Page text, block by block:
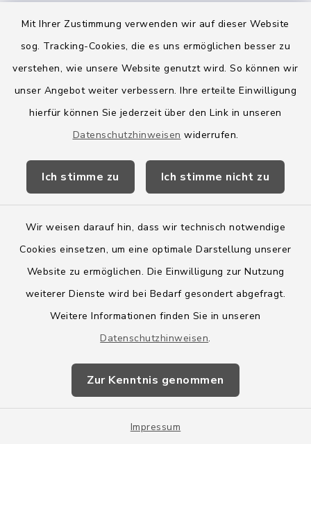
Mit Ihrer Zustimmung verwenden wir auf dieser Website
sog. Tracking-Cookies, die es uns ermöglichen besser zu
verstehen, wie unsere Website genutzt wird. So können wir
unser Angebot weiter verbessern. Ihre erteilte Einwilligung
hierfür können Sie jederzeit über den Link in unseren
Datenschutzhinweisen widerrufen.
Ich stimme zu Ich stimme nicht zu
Wir weisen darauf hin, dass wir technisch notwendige
Cookies einsetzen, um eine optimale Darstellung unserer
Website zu ermöglichen. Die Einwilligung zur Nutzung
weiterer Dienste wird bei Bedarf gesondert abgefragt.
Weitere Informationen finden Sie in unseren
Datenschutzhinweisen.
Zur Kenntnis genommen
Impressum
Quicklinks
Amt Boostedt-Rickling
Amtsbroschüre
Wege-Zweckverband
Barrierefreiheit
Impressum
Sitemap